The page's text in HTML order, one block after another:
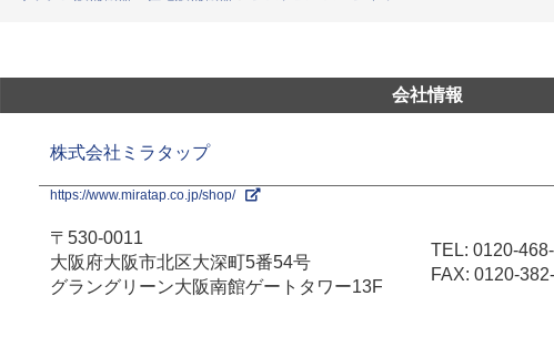
会社情報
株式会社ミラタップ
https://www.miratap.co.jp/shop/
〒530-0011
大阪府大阪市北区大深町5番54号
グラングリーン大阪南館ゲートタワー13F
TEL: 0120-
FAX: 0120-